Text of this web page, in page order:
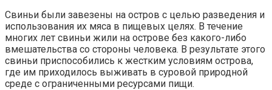
Свиньи были завезены на остров с целью разведения и
использования их мяса в пищевых целях. В течение
многих лет свиньи жили на острове без какого-либо
вмешательства со стороны человека. В результате этого
свиньи приспособились к жестким условиям острова,
где им приходилось выживать в суровой природной
среде с ограниченными ресурсами пищи.